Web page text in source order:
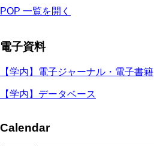
POP 一覧を開く
電子資料
【学内】電子ジャーナル・電子書籍
【学内】データベース
Calendar